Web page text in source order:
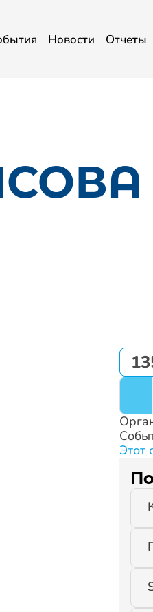
Новости Отчеты
Этот